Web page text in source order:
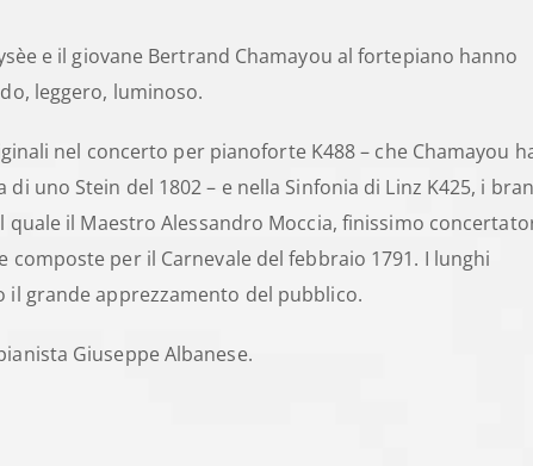
e il giovane Bertrand Chamayou al fortepiano hanno
leggero, luminoso.
nel concerto per pianoforte K488 – che Chamayou
uno Stein del 1802 – e nella Sinfonia di Linz K425, i
quale il Maestro Alessandro Moccia, finissimo
per il Carnevale del febbraio 1791. I lunghi
grande apprezzamento del pubblico.
Giuseppe Albanese.